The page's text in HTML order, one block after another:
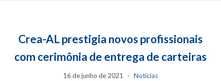
Crea-AL prestigia novos profissionais
com cerimônia de entrega de carteiras
16 de junho de 2021 Notícias